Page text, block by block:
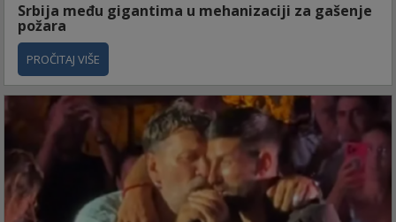
Srbija među gigantima u mehanizaciji za gašenje
požara
PROČITAJ VIŠE